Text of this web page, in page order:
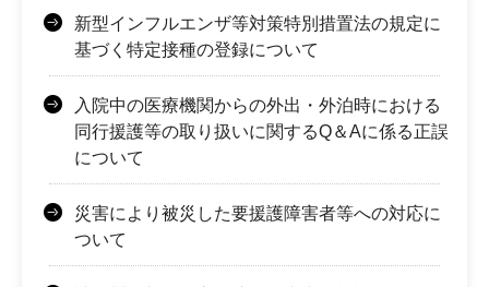
新型インフルエンザ等対策特別措置法の規定に
基づく特定接種の登録について
入院中の医療機関からの外出・外泊時における
同行援護等の取り扱いに関するQ＆Aに係る正誤
について
災害により被災した要援護障害者等への対応に
ついて